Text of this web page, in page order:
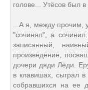
голове... Утёсов был в
...А я, между прочим,
"сочинял", а
записанный,
произведение,
дочери дяди Лёди.
в клавишах, сыграл в
собравшихся на ее